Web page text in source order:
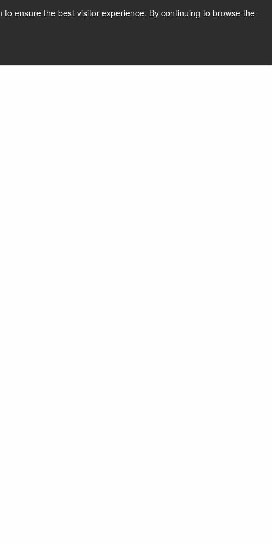
ensure the best visitor experience. By continuing to browse the